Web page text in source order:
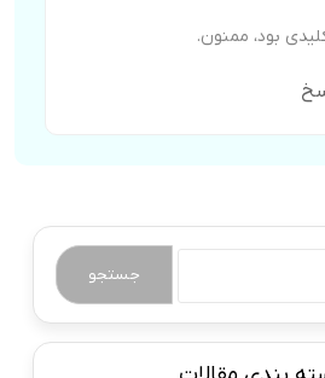
بود، ممنون.
جستجو